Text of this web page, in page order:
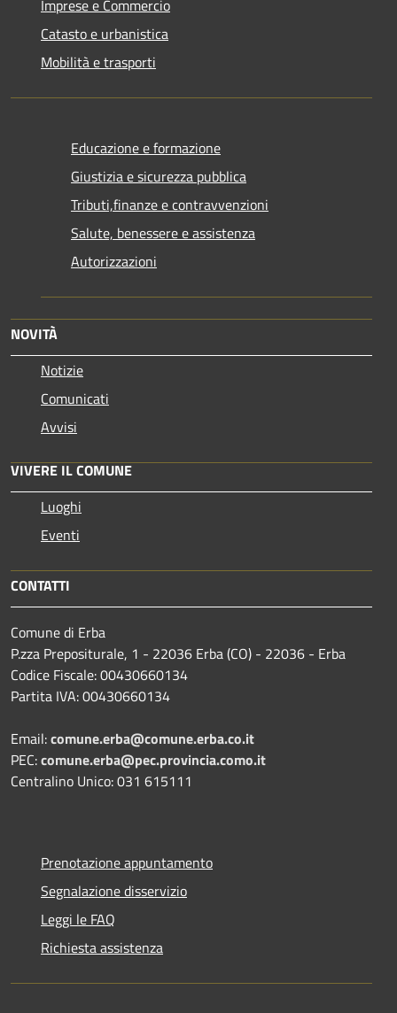
Imprese e Commercio
Catasto e urbanistica
Mobilità e trasporti
Educazione e formazione
Giustizia e sicurezza pubblica
Tributi,finanze e contravvenzioni
Salute, benessere e assistenza
Autorizzazioni
NOVITÀ
Notizie
Comunicati
Avvisi
VIVERE IL COMUNE
Luoghi
Eventi
CONTATTI
Comune di Erba
P.zza Prepositurale, 1 - 22036 Erba (CO) - 22036 - Erba
Codice Fiscale: 00430660134
Partita IVA: 00430660134
Email:comune.erba@comune.erba.co.it
PEC:comune.erba@pec.provincia.como.it
Centralino Unico: 031 615111
Prenotazione appuntamento
Segnalazione disservizio
Leggi le FAQ
Richiesta assistenza